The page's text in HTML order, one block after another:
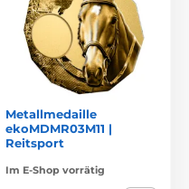
Metallmedaille
ekoMDMR03M11 |
Reitsport
Im E-Shop vorrätig